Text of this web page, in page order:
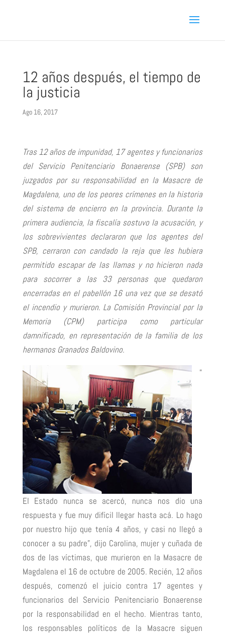
12 años después, el tiempo de
la justicia
Ago 16, 2017
Tras 12 años de impunidad, 17 agentes y funcionarios
del Servicio Penitenciario Bonaerense (SPB) son
juzgados por su responsabilidad en la Masacre de
Magdalena, uno de los peores crímenes en la historia
del sistema de encierro en la provincia. Durante la
primera audiencia, la fiscalía sostuvo la acusación, y
los sobrevivientes declararon que los agentes del
SPB, cerraron con candado la reja que les hubiera
permitido escapar de las llamas y no hicieron nada
para socorrer a las 33 personas que quedaron
encerradas en el pabellón 16 una vez que se desató
el incendio y murieron. La Comisión Provincial por la
Memoria (CPM) participa como particular
damnificado, en representación de la familia de los
hermanos Granados Baldovino.
“
El Estado nunca se acercó, nunca nos dio una
respuesta y fue muy difícil llegar hasta acá. Lo hago
por nuestro hijo que tenía 4 años, y casi no llegó a
conocer a su padre”, dijo Carolina, mujer y cuñada de
dos de las víctimas, que murieron en la Masacre de
Magdalena el 16 de octubre de 2005. Recién, 12 años
después, comenzó el juicio contra 17 agentes y
funcionarios del Servicio Penitenciario Bonaerense
por la responsabilidad en el hecho. Mientras tanto,
los responsables políticos de la Masacre siguen